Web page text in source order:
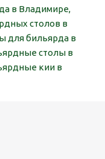
в Владимире,
столов в
для бильярда в
столы в
кии в